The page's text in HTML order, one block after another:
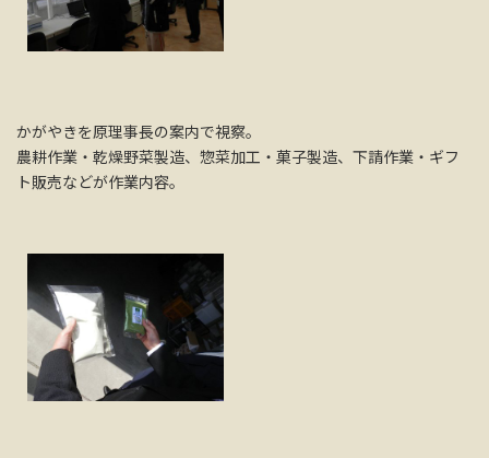
かがやきを原理事長の案内で視察。
農耕作業・乾燥野菜製造、惣菜加工・菓子製造、下請作業・ギフ
ト販売などが作業内容。